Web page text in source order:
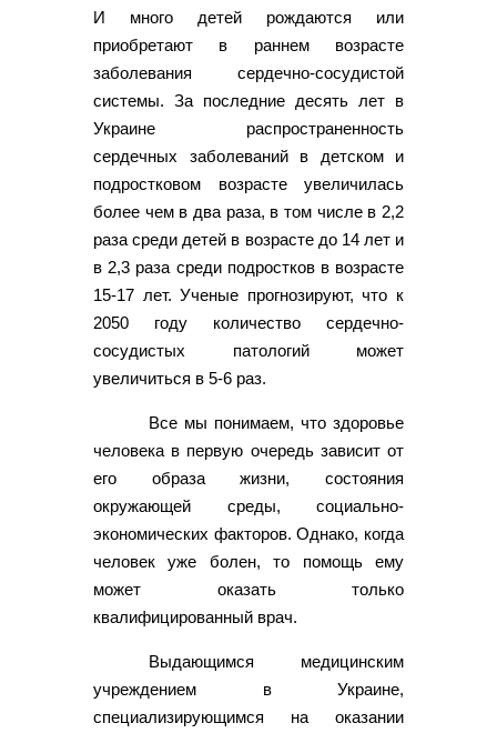
И много детей рождаются или
приобретают в раннем возрасте
заболевания сердечно-сосудистой
системы. За последние десять лет в
Украине распространенность
сердечных заболеваний в детском и
подростковом возрасте увеличилась
более чем в два раза, в том числе в 2,2
раза среди детей в возрасте до 14 лет и
в 2,3 раза среди подростков в возрасте
15-17 лет. Ученые прогнозируют, что к
2050 году количество сердечно-
сосудистых патологий может
увеличиться в 5-6 раз.
Все мы понимаем, что здоровье
человека в первую очередь зависит от
его образа жизни, состояния
окружающей среды, социально-
экономических факторов. Однако, когда
человек уже болен, то помощь ему
может оказать только
квалифицированный врач.
Выдающимся медицинским
учреждением в Украине,
специализирующимся на оказании